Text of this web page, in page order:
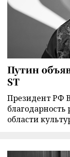
Путин
ST
Президент РФ
благодарность
области